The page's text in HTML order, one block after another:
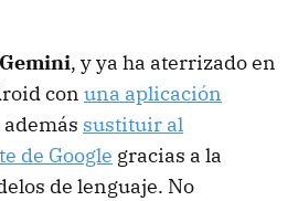
, y ya ha aterrizado en
con una aplicación
sustituir al
de Google gracias a la
de lenguaje. No